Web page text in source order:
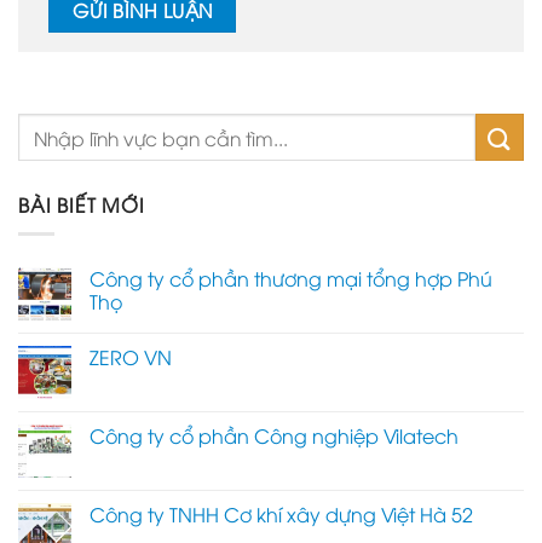
BÀI BIẾT MỚI
Công ty cổ phần thương mại tổng hợp Phú
Thọ
ZERO VN
Công ty cổ phần Công nghiệp Vilatech
Công ty TNHH Cơ khí xây dựng Việt Hà 52